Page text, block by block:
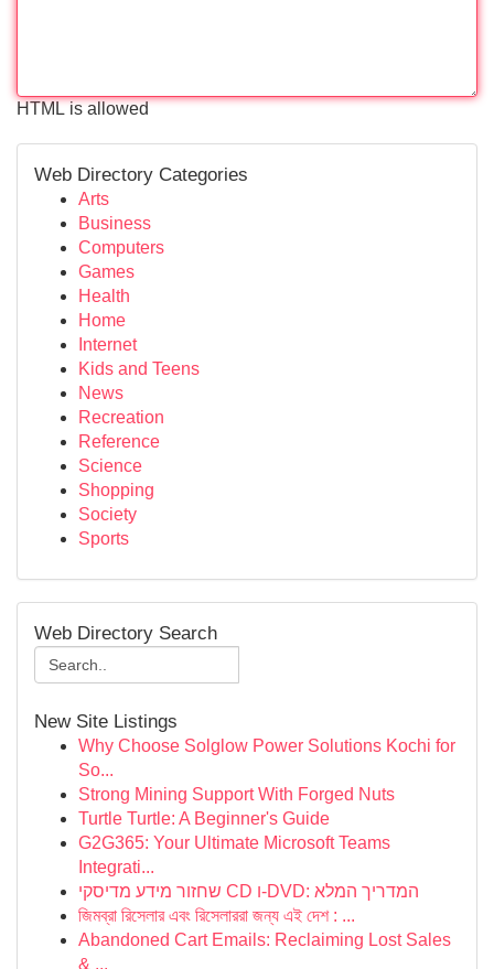
HTML is allowed
Web Directory Categories
Arts
Business
Computers
Games
Health
Home
Internet
Kids and Teens
News
Recreation
Reference
Science
Shopping
Society
Sports
Web Directory Search
New Site Listings
Why Choose Solglow Power Solutions Kochi for
So...
Strong Mining Support With Forged Nuts
Turtle Turtle: A Beginner's Guide
G2G365: Your Ultimate Microsoft Teams
Integrati...
שחזור מידע מדיסקי CD ו-DVD: המדריך המלא
জিমব্রা রিসেলার এবং রিসেলাররা জন্য এই দেশ : ...
Abandoned Cart Emails: Reclaiming Lost Sales
& ...